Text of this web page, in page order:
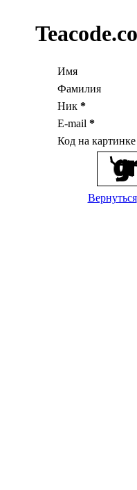
Имя
Фамилия
Ник *
E-mail *
Код на
Вернуться